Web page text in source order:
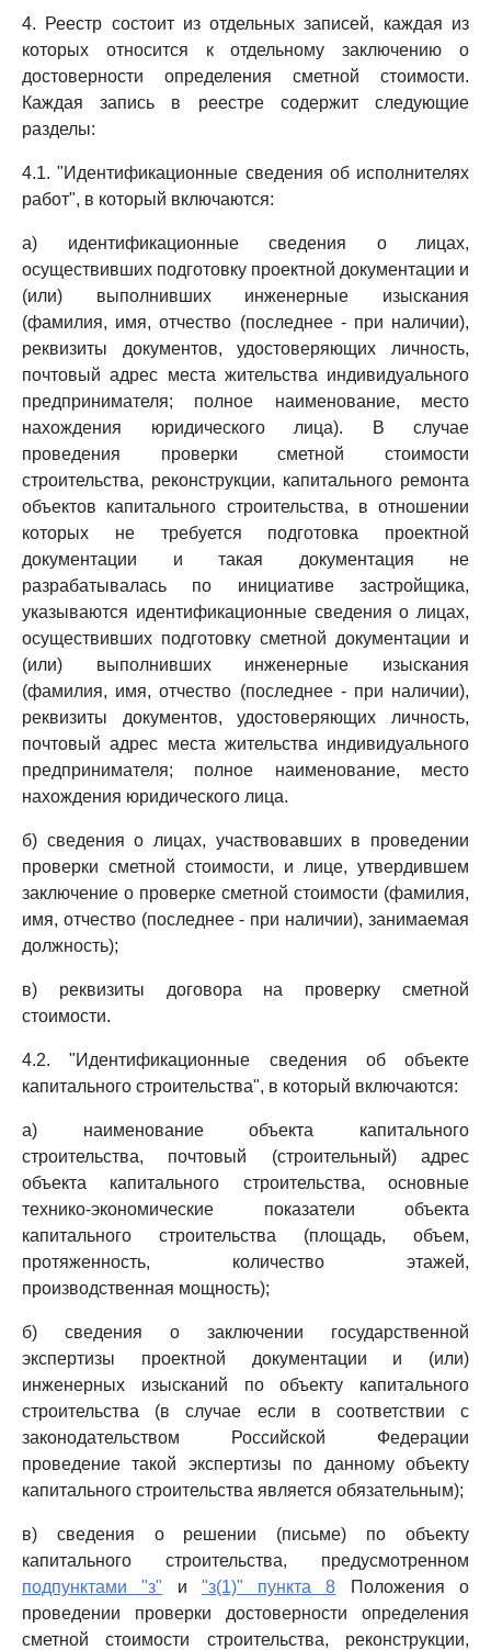
4. Реестр состоит из отдельных записей, каждая из
которых относится к отдельному заключению о
достоверности определения сметной стоимости.
Каждая запись в реестре содержит следующие
разделы:
4.1. "Идентификационные сведения об исполнителях
работ", в который включаются:
а) идентификационные сведения о лицах,
осуществивших подготовку проектной документации и
(или) выполнивших инженерные изыскания
(фамилия, имя, отчество (последнее - при наличии),
реквизиты документов, удостоверяющих личность,
почтовый адрес места жительства индивидуального
предпринимателя; полное наименование, место
нахождения юридического лица). В случае
проведения проверки сметной стоимости
строительства, реконструкции, капитального ремонта
объектов капитального строительства, в отношении
которых не требуется подготовка проектной
документации и такая документация не
разрабатывалась по инициативе застройщика,
указываются идентификационные сведения о лицах,
осуществивших подготовку сметной документации и
(или) выполнивших инженерные изыскания
(фамилия, имя, отчество (последнее - при наличии),
реквизиты документов, удостоверяющих личность,
почтовый адрес места жительства индивидуального
предпринимателя; полное наименование, место
нахождения юридического лица.
б) сведения о лицах, участвовавших в проведении
проверки сметной стоимости, и лице, утвердившем
заключение о проверке сметной стоимости (фамилия,
имя, отчество (последнее - при наличии), занимаемая
должность);
в) реквизиты договора на проверку сметной
стоимости.
4.2. "Идентификационные сведения об объекте
капитального строительства", в который включаются:
а) наименование объекта капитального
строительства, почтовый (строительный) адрес
объекта капитального строительства, основные
технико-экономические показатели объекта
капитального строительства (площадь, объем,
протяженность, количество этажей,
производственная мощность);
б) сведения о заключении государственной
экспертизы проектной документации и (или)
инженерных изысканий по объекту капитального
строительства (в случае если в соответствии с
законодательством Российской Федерации
проведение такой экспертизы по данному объекту
капитального строительства является обязательным);
в) сведения о решении (письме) по объекту
капитального строительства, предусмотренном
подпунктами "з" и "з(1)" пункта 8 Положения о
проведении проверки достоверности определения
сметной стоимости строительства, реконструкции,